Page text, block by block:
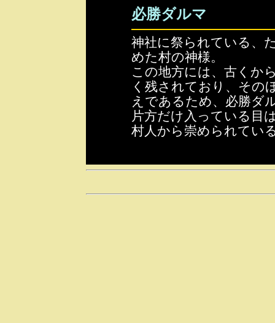
必勝ダルマ
神社に祭られている、
めた村の神様。
この地方には、古くか
く残されており、その
えであるため、必勝ダ
片方だけ入っている目
村人から崇められてい